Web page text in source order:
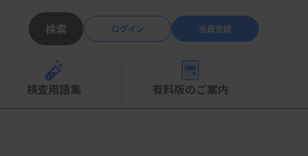
検索 ログイン 会員登録
検査用語集 有料版のご案内